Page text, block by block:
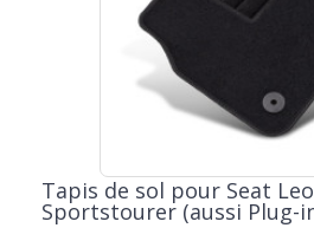
Tapis de sol pour Seat
Sportstourer (aussi Plug-